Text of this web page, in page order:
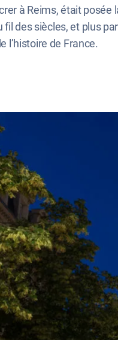
à Reims, était posée
des siècles, et plus
l’histoire de France.